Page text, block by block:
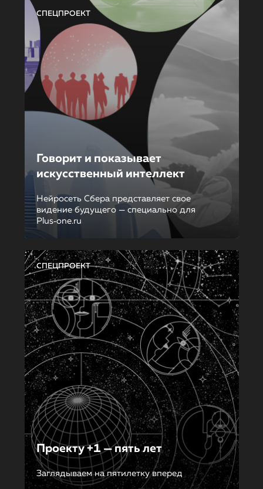
СПЕЦПРОЕКТ
Говорит и показывает
искусственный интеллект
Нейросеть Сбера представляет свое
видение будущего — специально для
Plus‑one.ru
СПЕЦПРОЕКТ
Проекту +1 — пять лет
Заглядываем на пятилетку вперед